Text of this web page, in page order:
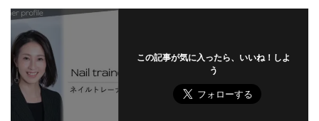
この記事が気に入ったら、いいね！しよ
う